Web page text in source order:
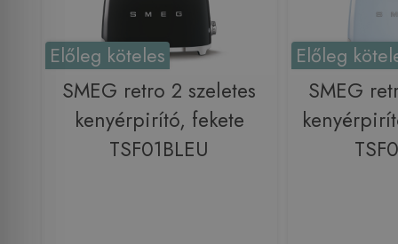
Előleg köteles
SMEG retro 2 szeletes
kenyérpirító, fekete
TSF01BLEU
Előleg
SMEG